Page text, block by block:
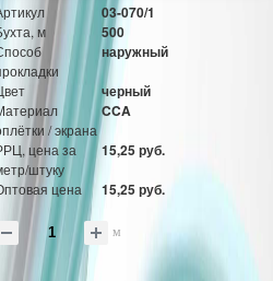
03-070/1
м 500
наружный
черный
/ экрана
CCA
цена за
штуку
15,25 руб.
цена 15,25 руб.
м